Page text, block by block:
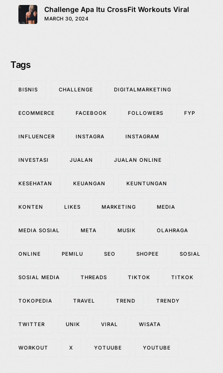
Challenge Apa Itu CrossFit Workouts Viral
MARCH 30, 2024
Tags
BISNIS CHALLENGE DIGITALMARKETING
ECOMMERCE FACEBOOK FOLLOWERS FYP
INFLUENCER INSTAGRA INSTAGRAM
INVESTASI JUALAN JUALAN ONLINE
KESEHATAN KEUANGAN KEUNTUNGAN
KONTEN LIKES MARKETING MEDIA
MEDIA SOSIAL META MUSIK OLAHRAGA
ONLINE PEMILU SEO SHOPEE SOSIAL
SOSIAL MEDIA THREADS TIKTOK TITKOK
TOKOPEDIA TRAVEL TREND TRENDY
TWITTER UNIK VIRAL WISATA
WORKOUT X YOTUUBE YOUTUBE